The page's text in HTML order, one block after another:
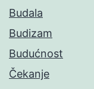
Budala
Budizam
Budućnost
Čekanje